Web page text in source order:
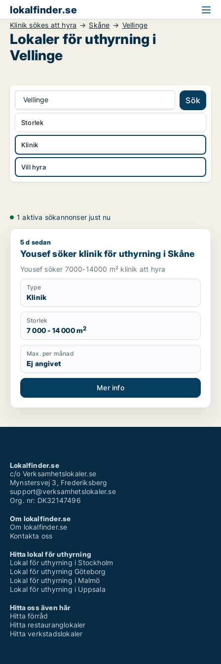
lokalfinder.se
Klinik sökes att hyra Skåne Vellinge
Lokaler för uthyrning i
Vellinge
Vellinge Sök
Klinik
Vill hyra
Storlek
1 aktiva sökannonser just nu
Yousef söker klinik för uthyrning i Skåne
5 d sedan
Yousef söker klinik för uthyrning i Skåne
Yousef söker 7000-14000 m² klinik att hyra
Type
Klinik
Storlek
7 000 - 14 000 m2
Max. per månad
Ej angivet
Mer info
Lokalfinder.se
c/o Verksamhetslokaler.se
Mynstersvej 3, Frederiksberg
support@verksamhetslokaler.se
Org. nr: DK32147496
Om lokalfinder.se
Om lokalfinder.se
Kontakta oss
Hitta lokal för uthyrning
Lokal för uthyrning i Stockholm
Lokal för uthyrning Göteborg
Lokal för uthyrning i Malmö
Lokal för uthyrning i Uppsala
Hitta oss även här
Hitta förråd
Hitta restauranglokaler
Hitta verkstadslokaler